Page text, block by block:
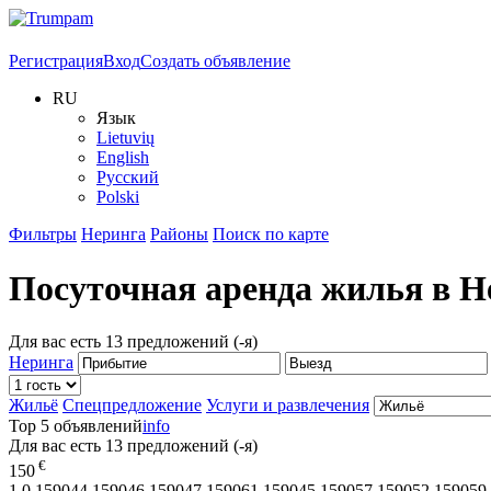
РегистрацияВходСоздать объявление
RU
Язык
Lietuvių
English
Русский
Polski
Фильтры Неринга Районы Поиск по карте
Посуточная аренда жилья в
Для вас есть 13 предложений (-я)
Неринга
Жильё Спецпредложение Услуги и развлечения
Top 5 объявленийinfo
Для вас есть 13 предложений (-я)
150 €